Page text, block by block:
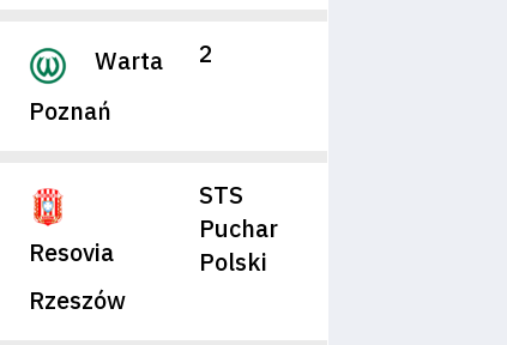
Warta
Poznań
2
Resovia
Rzeszów
STS
Puchar
Polski